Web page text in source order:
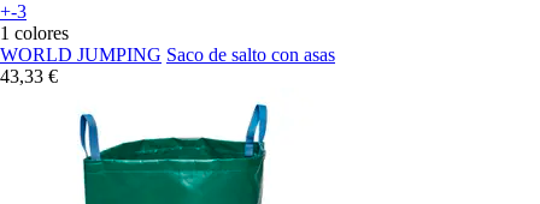
+-3
1 colores
WORLD JUMPING Saco de salto con asas
43,33 €